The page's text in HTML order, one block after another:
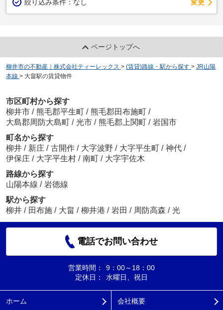
絞り込み条件： なし 変更
ページトップへ
柳井市の不動産｜株式会社ティーレックス > (賃貸)路線・駅から探す > JR山陽
本線 > 大畠駅の賃貸物件
市区町村から探す
柳井市 / 熊毛郡平生町 / 熊毛郡田布施町 /
大島郡周防大島町 / 光市 / 熊毛郡上関町 / 岩国市
町名から探す
柳井 / 新庄 / 古開作 / 大字波野 / 大字平生町 / 神代 /
伊保庄 / 大字平生村 / 南町 / 大字宇佐木
路線から探す
山陽本線 / 岩徳線
駅から探す
柳井 / 田布施 / 大畠 / 柳井港 / 岩田 / 周防高森 / 光
電話でお問い合わせ
営業時間：
9：00～18：00
定休日：
水曜日、祝日
ホーム 会社概要